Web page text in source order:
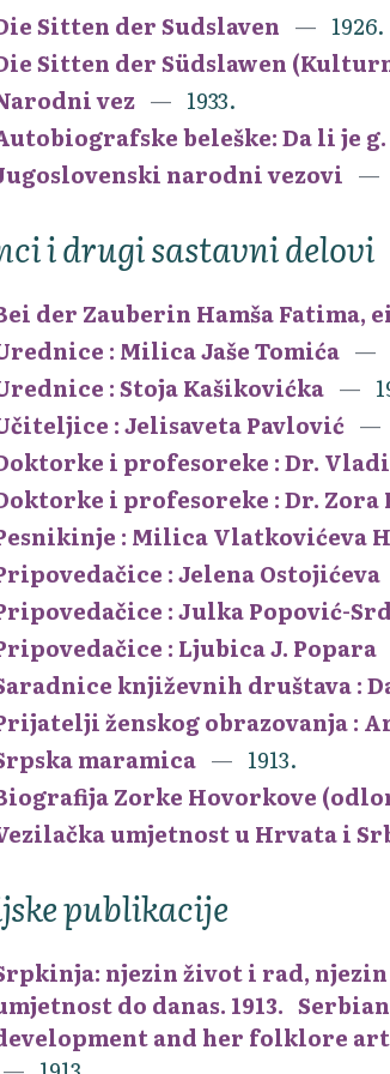
Sitten der Sudslaven
1926.
Sitten der Südslawen
vez
1933.
beleške: Da li je
narodni vezovi
i drugi sastavni delovi
der Zauberin Hamša Fatima,
: Milica Jaše Tomića
: Stoja Kašikovićka
: Jelisaveta Pavlović
i profesoreke : Dr.
i profesoreke : Dr. Zora
: Milica Vlatkovićeva
: Jelena Ostojićeva
: Julka Popović-
: Ljubica J. Popara
književnih društava :
ženskog obrazovanja :
maramica
1913.
Zorke Hovorkove
umjetnost u Hrvata i
publikacije
njezin život i rad,
do danas. 1913.
and her folklore